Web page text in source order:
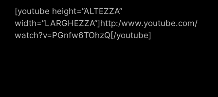
[youtube height=”ALTEZZA”
width=”LARGHEZZA”]http:/www.youtube.com/
watch?v=PGnfw6TOhzQ[/youtube]